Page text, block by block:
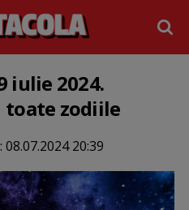
iulie 2024.
zodiile
08.07.2024 20:39